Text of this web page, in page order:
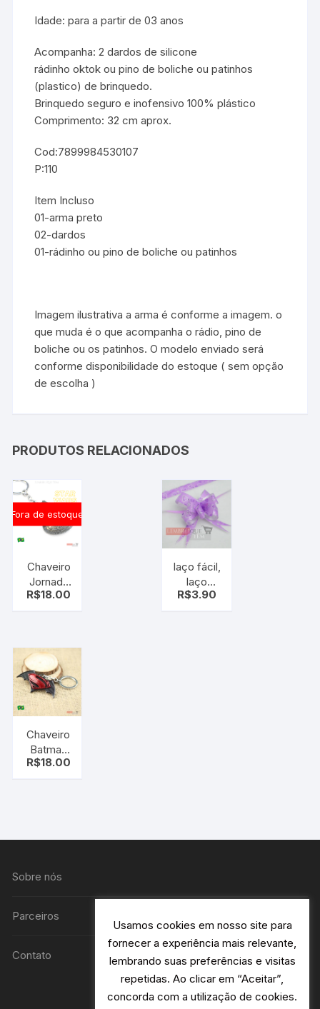
Idade: para a partir de 03 anos
Acompanha: 2 dardos de silicone
rádinho oktok ou pino de boliche ou patinhos
(plastico) de brinquedo.
Brinquedo seguro e inofensivo 100% plástico
Comprimento: 32 cm aprox.
Cod:7899984530107
P:110
Item Incluso
01-arma preto
02-dardos
01-rádinho ou pino de boliche ou patinhos
Imagem ilustrativa a arma é conforme a imagem. o
que muda é o que acompanha o rádio, pino de
boliche ou os patinhos. O modelo enviado será
conforme disponibilidade do estoque ( sem opção
de escolha )
PRODUTOS RELACIONADOS
Fora de estoque
Chaveiro
Jornada
Nas
Star Trek
R$18.00
laço fácil,
laço
mágico,
R$3.90
Chaveiro
Batman
vs
R$18.00
Sobre nós
Parceiros
Contato
Usamos cookies em nosso site para
fornecer a experiência mais relevante,
lembrando suas preferências e visitas
repetidas. Ao clicar em “Aceitar”,
concorda com a utilização de cookies.